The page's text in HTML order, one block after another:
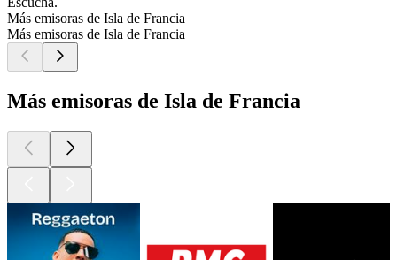
Más emisoras de Isla de Francia
Más emisoras de Isla de Francia
Más emisoras de Isla de Francia